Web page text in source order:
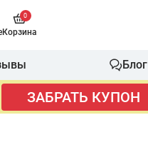
0
Корзина
Блог
ЗАБРАТЬ КУПОН